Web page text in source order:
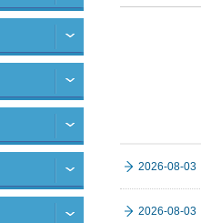
2026-08-03
2026-08-03